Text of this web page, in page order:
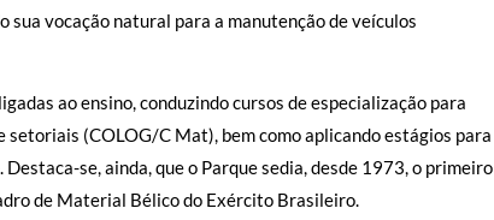
sua vocação natural para a manutenção de veículos
ao ensino, conduzindo cursos de especialização para
(COLOG/C Mat), bem como aplicando estágios para
se, ainda, que o Parque sedia, desde 1973, o primeiro
de Material Bélico do Exército Brasileiro.